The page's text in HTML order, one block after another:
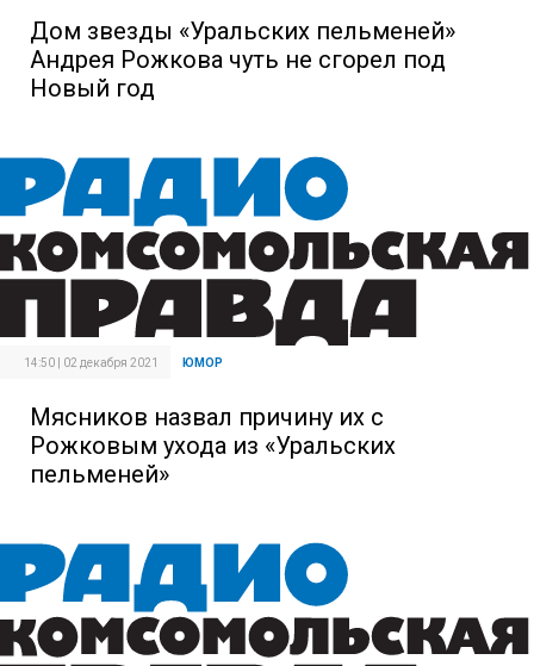
Дом звезды «Уральских пельменей»
Андрея Рожкова чуть не сгорел под
Новый год
14:50 | 02 декабря 2021 ЮМОР
Мясников назвал причину их с
Рожковым ухода из «Уральских
пельменей»